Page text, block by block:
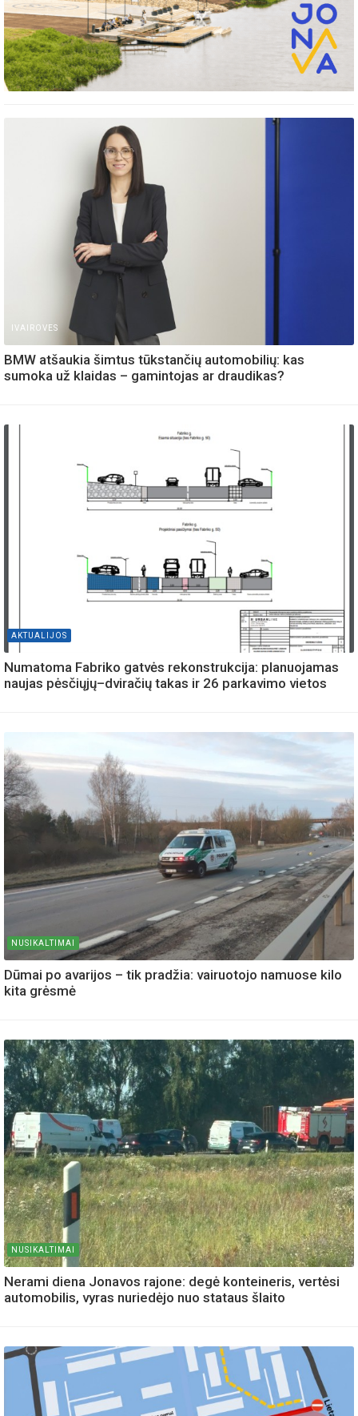
IVAIROVES
BMW atšaukia šimtus tūkstančių automobilių: kas
sumoka už klaidas – gamintojas ar draudikas?
AKTUALIJOS
Numatoma Fabriko gatvės rekonstrukcija: planuojamas
naujas pėsčiųjų–dviračių takas ir 26 parkavimo vietos
NUSIKALTIMAI
Dūmai po avarijos – tik pradžia: vairuotojo namuose kilo
kita grėsmė
NUSIKALTIMAI
Nerami diena Jonavos rajone: degė konteineris, vertėsi
automobilis, vyras nuriedėjo nuo stataus šlaito